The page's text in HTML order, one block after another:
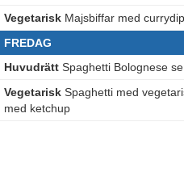
Vegetarisk Majsbiffar med
FREDAG
Huvudrätt Spaghetti Bolognese
Vegetarisk Spaghetti med
med ketchup